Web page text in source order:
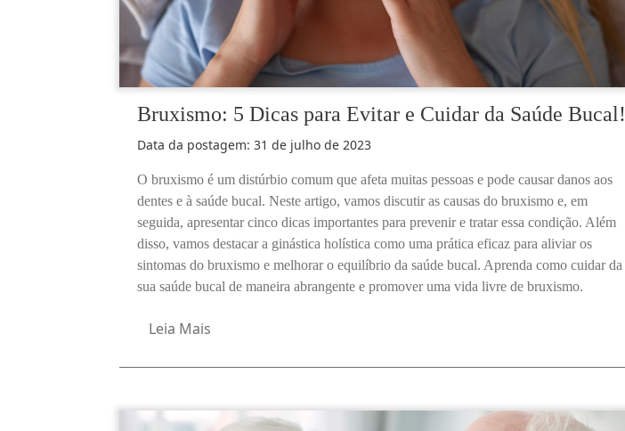
Bruxismo: 5 Dicas para Evitar e Cuidar da Saúde Bucal!
Data da postagem: 31 de julho de 2023
O bruxismo é um distúrbio comum que afeta muitas pessoas e pode causar danos aos
dentes e à saúde bucal. Neste artigo, vamos discutir as causas do bruxismo e, em
seguida, apresentar cinco dicas importantes para prevenir e tratar essa condição. Além
disso, vamos destacar a ginástica holística como uma prática eficaz para aliviar os
sintomas do bruxismo e melhorar o equilíbrio da saúde bucal. Aprenda como cuidar da
sua saúde bucal de maneira abrangente e promover uma vida livre de bruxismo.
Leia Mais